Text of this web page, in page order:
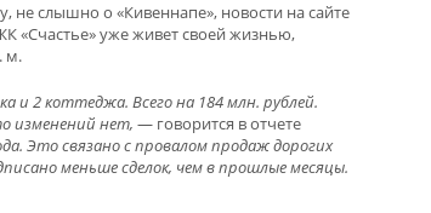
не слышно о «Кивеннапе», новости на сайте
«Счастье» уже живет своей жизнью,
м.
и 2 коттеджа. Всего на 184 млн. рублей.
изменений нет, — говорится в отчете
Это связано с провалом продаж дорогих
меньше сделок, чем в прошлые месяцы.